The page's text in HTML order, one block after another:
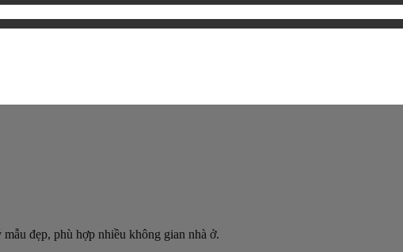
đẹp, phù hợp nhiều không gian nhà ở.